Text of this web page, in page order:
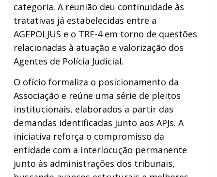
categoria. A reunião deu continuidade às
tratativas já estabelecidas entre a
AGEPOLJUS e o TRF-4 em torno de questões
relacionadas à atuação e valorização dos
Agentes de Polícia Judicial.
O ofício formaliza o posicionamento da
Associação e reúne uma série de pleitos
institucionais, elaborados a partir das
demandas identificadas junto aos APJs. A
iniciativa reforça o compromisso da
entidade com a interlocução permanente
junto às administrações dos tribunais,